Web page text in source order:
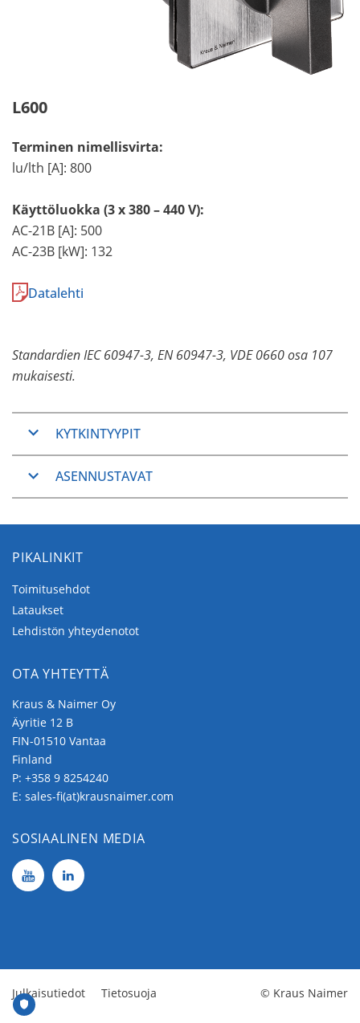
L600
Terminen nimellisvirta:
lu/lth [A]: 800
Käyttöluokka (3 x 380 – 440 V):
AC-21B [A]: 500
AC-23B [kW]: 132
Datalehti
Standardien IEC 60947-3, EN 60947-3, VDE 0660 osa 107
mukaisesti.
KYTKINTYYPIT
Vaihtokytkimet
ASENNUSTAVAT
pystysuuntaista johdotusta varten.
Vaakasuuntainen johdotus on saatavilla
Etulevyasennus
moniin erilaisiin sovelluksiin.
Kiinnitys neljällä ruuvilla, jotka sijaitsevat
keskiakselin ympärillä. Neljällä ruuvilla
tapahtuva kiinnitys tarjoaa useita
useaan käyttötarkoitukseen.
takasivulta, minkä vuoksi se on yleisesti käytetty
asennustapa kookkaissa jakokaapeissa.
PIKALINKIT
Toimitusehdot
Lataukset
Lehdistön yhteydenotot
OTA YHTEYTTÄ
Kraus & Naimer Oy
Äyritie 12 B
FIN-01510 Vantaa
Finland
P: +358 9 8254240
E: sales-fi(at)krausnaimer.com
SOSIAALINEN MEDIA
Julkaisutiedot Tietosuoja © Kraus Naimer